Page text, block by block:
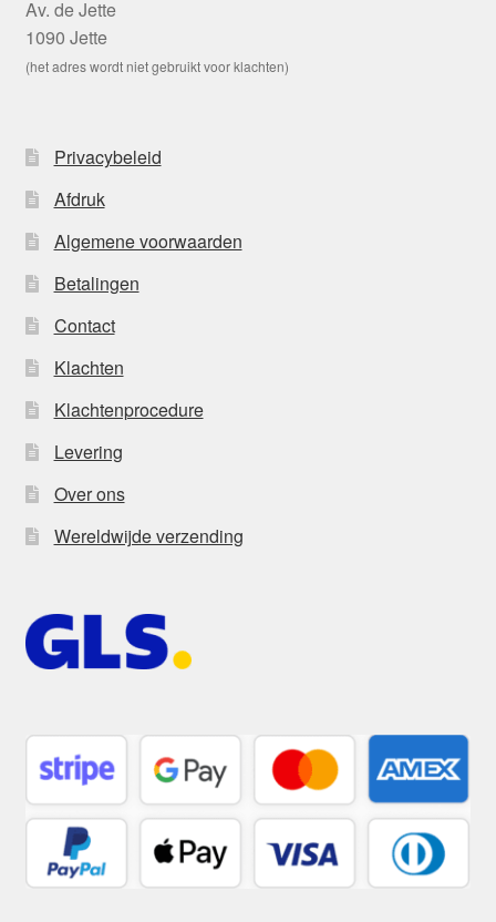
Av. de Jette
1090 Jette
(het adres wordt niet gebruikt voor klachten)
Privacybeleid
Afdruk
Algemene voorwaarden
Betalingen
Contact
Klachten
Klachtenprocedure
Levering
Over ons
Wereldwijde verzending